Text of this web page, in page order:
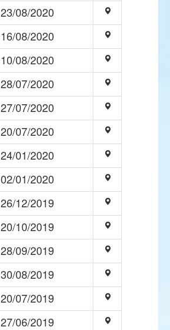
23/08/2020
16/08/2020
10/08/2020
28/07/2020
27/07/2020
20/07/2020
24/01/2020
02/01/2020
26/12/2019
20/10/2019
28/09/2019
30/08/2019
20/07/2019
27/06/2019